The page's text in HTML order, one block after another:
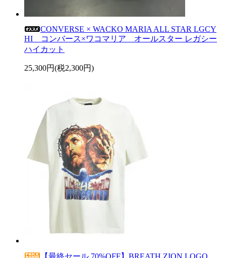
CONVERSE × WACKO MARIA ALL STAR LGCY
HI コンバース×ワコマリア オールスター レガシー
ハイカット
25,300円(税2,300円)
【最終セール 70%OFF】BREATH ZION LOGO